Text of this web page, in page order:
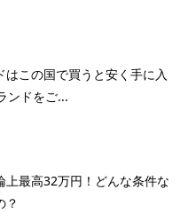
はこの国で買うと安く手に入
ンドをご...
上最高32万円！どんな条件な
？